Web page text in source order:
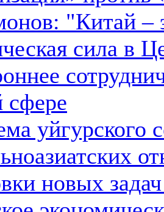
"Китай –
сила в
сфере
уйгурского
новых